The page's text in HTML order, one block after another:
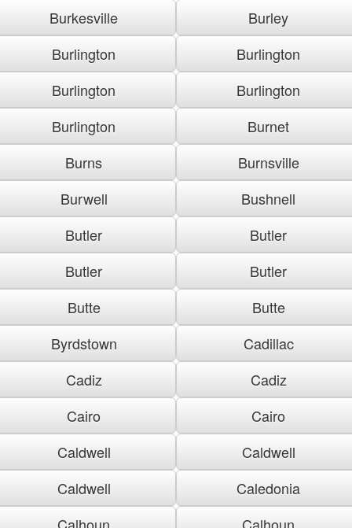
Burkesville
Burley
Burlington
Burlington
Burlington
Burlington
Burlington
Burnet
Burns
Burnsville
Burwell
Bushnell
Butler
Butler
Butler
Butler
Butte
Butte
Byrdstown
Cadillac
Cadiz
Cadiz
Cairo
Cairo
Caldwell
Caldwell
Caldwell
Caledonia